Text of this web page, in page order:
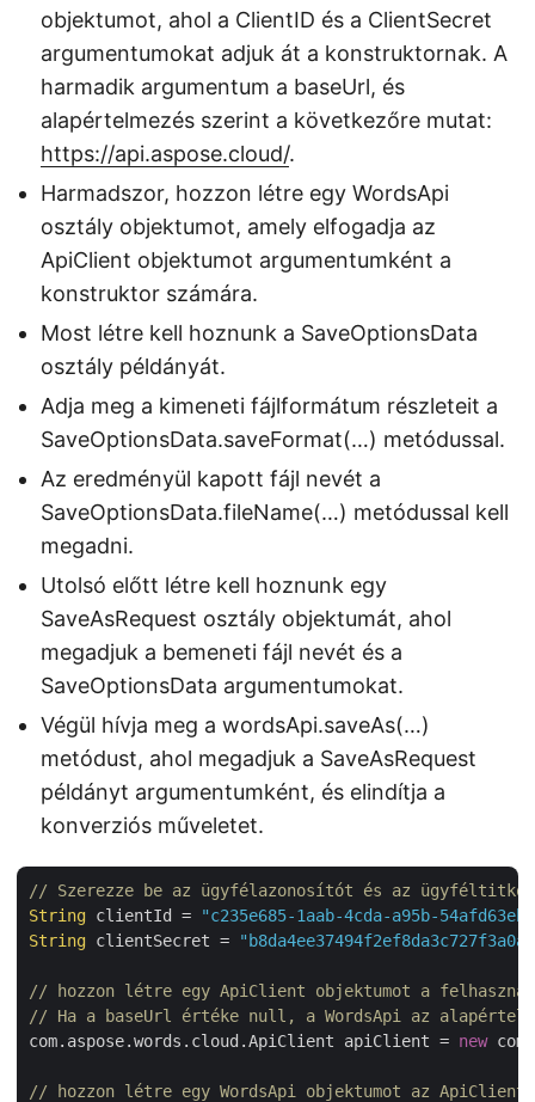
objektumot, ahol a ClientID és a ClientSecret
argumentumokat adjuk át a konstruktornak. A
harmadik argumentum a baseUrl, és
alapértelmezés szerint a következőre mutat:
https://api.aspose.cloud/.
Harmadszor, hozzon létre egy WordsApi
osztály objektumot, amely elfogadja az
ApiClient objektumot argumentumként a
konstruktor számára.
Most létre kell hoznunk a SaveOptionsData
osztály példányát.
Adja meg a kimeneti fájlformátum részleteit a
SaveOptionsData.saveFormat(…) metódussal.
Az eredményül kapott fájl nevét a
SaveOptionsData.fileName(…) metódussal kell
megadni.
Utolsó előtt létre kell hoznunk egy
SaveAsRequest osztály objektumát, ahol
megadjuk a bemeneti fájl nevét és a
SaveOptionsData argumentumokat.
Végül hívja meg a wordsApi.saveAs(…)
metódust, ahol megadjuk a SaveAsRequest
példányt argumentumként, és elindítja a
konverziós műveletet.
// Szerezze be az ügyfélazonosítót és az
String clientId =
"c235e685-1aab-4cda-a95b-
String clientSecret =
// hozzon létre egy ApiClient objektumot a
// Ha a baseUrl értéke null, a WordsApi az
com.aspose.words.cloud.ApiClient apiClient = new
// hozzon létre egy WordsApi objektumot az ApiClient